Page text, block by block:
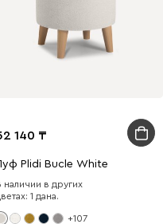
140
Plidi Bucle White
наличии в других
1 дана.
+107